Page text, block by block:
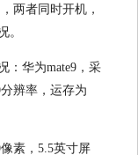
两者同时开机，
。
：华为mate9，采
辨率，运存为
素，5.5英寸屏